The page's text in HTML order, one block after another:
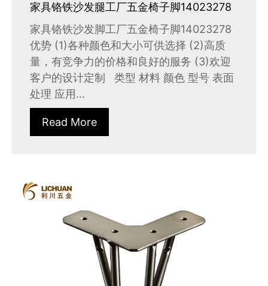
家具铬铁沙发腿工厂五金椅子脚14023278
家具铬铁沙发脚工厂五金椅子脚14023278
优势 (1)各种颜色和大小可供选择 (2)高质
量，有竞争力的价格和良好的服务 (3)欢迎
客户的设计定制 类型 材料 颜色 型号 表面
处理 应用...
Read More